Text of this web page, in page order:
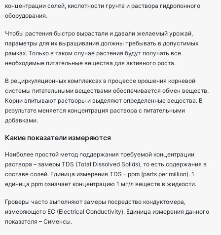
концентрации солей, кислотности грунта и раствора гидропонного
оборудования.
Чтобы растения быстро вырастали и давали желаемый урожай,
параметры для их выращивания должны пребывать в допустимых
рамках. Только в таком случае растения будут получать все
необходимые питательные вещества для активного роста.
В рециркуляционных комплексах в процессе орошения корневой
системы питательными веществами обеспечивается обмен веществ.
Корни впитывают растворы и выделяют определенные вещества. В
результате меняется концентрация раствора с питательными
добавками.
Какие показатели измеряются
Наиболее простой метод поддержания требуемой концентрации
раствора – замеры TDS (Total Dissolved Solids), то есть содержания в
составе солей. Единица измерения TDS – ppm (parts per million). 1
единица ppm означает концентрацию 1 мг/л веществ в жидкости.
Гроверы часто выполняют замеры посредство кондуктомера,
измеряющего ЕС (Electrical Conductivity). Единица измерения данного
показателя – Сименсы.